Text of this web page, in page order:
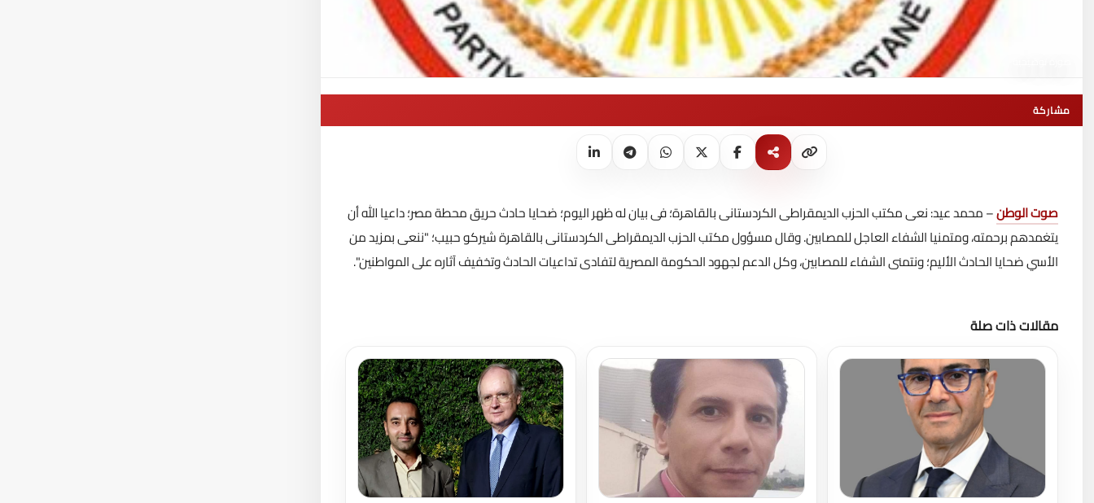
مشاركة
صوت الوطن– محمد عيد: نعى مكتب الحزب الديمقراطى الكردستانى بالقاهرة؛ فى بيان له ظهر اليوم؛ ضحايا حادث حريق محطة مصر؛ داعيا الله أن
يتغمدهم برحمته، ومتمنيا الشفاء العاجل للمصابين.وقال مسؤول مكتب الحزب الديمقراطى الكردستانى بالقاهرة شيركو حبيب؛ "ننعى بمزيد من
الأسي ضحايا الحادث الأليم؛ ونتمنى الشفاء للمصابين، وكل الدعم لجهود الحكومة المصرية لتفادى تداعيات الحادث وتخفيف آثاره على المواطنين".
مقالات ذات صلة